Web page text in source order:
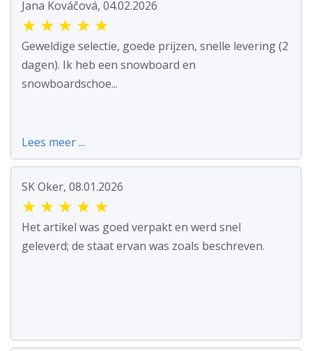
Jana Kováčová, 04.02.2026
★ ★ ★ ★ ★
Geweldige selectie, goede prijzen, snelle levering (2
dagen). Ik heb een snowboard en
snowboardschoe...
Lees meer ...
SK Oker, 08.01.2026
★ ★ ★ ★ ★
Het artikel was goed verpakt en werd snel
geleverd; de staat ervan was zoals beschreven.